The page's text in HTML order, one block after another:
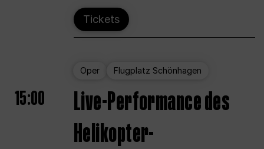
Tickets
Oper Flugplatz Schönhagen
15:00
Live-Performance des
Helikopter-